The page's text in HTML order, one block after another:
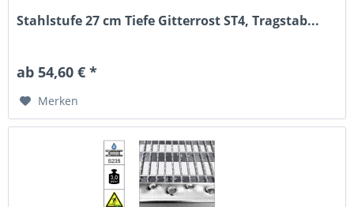
Stahlstufe 27 cm Tiefe Gitterrost ST4, Tragstab...
ab 54,60 € *
Merken